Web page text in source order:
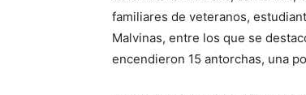
familiares de veteranos,
Malvinas, entre los que se
encendieron 15 antorchas, una